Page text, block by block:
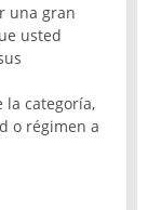
una gran
usted
la categoría,
o régimen a